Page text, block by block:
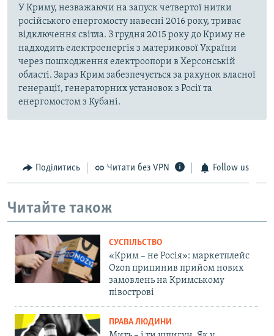
У Криму, незважаючи на запуск четвертої нитки
російського енергомосту навесні 2016 року, триває
відключення світла. З грудня 2015 року до Криму не
надходить електроенергія з материкової України
через пошкодження електроопори в Херсонській
області. Зараз Крим забезпечується за рахунок власної
генерації, генераторних установок з Росії та
енергомостом з Кубані.
Поділитись Читати без VPN Follow us
Читайте також
СУСПІЛЬСТВО
«Крим – не Росія»: маркетплейс
Ozon припинив прийом нових
замовлень на Кримському
півострові
ПРАВА ЛЮДИНИ